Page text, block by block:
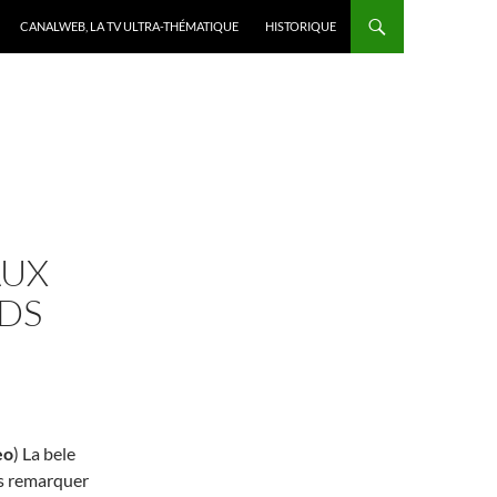
CANALWEB, LA TV ULTRA-THÉMATIQUE HISTORIQUE
) La bele
remarquer